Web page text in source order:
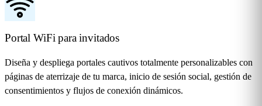
Portal WiFi para invitados
Diseña y despliega portales cautivos totalmente personalizables con
páginas de aterrizaje de tu marca, inicio de sesión social, gestión de
consentimientos y flujos de conexión dinámicos.